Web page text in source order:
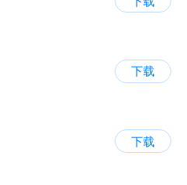
下载
下载